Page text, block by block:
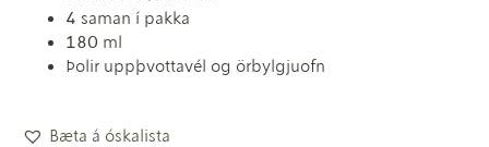
4 saman í pakka
180 ml
Þolir uppþvottavél og örbylgjuofn
Bæta á óskalista